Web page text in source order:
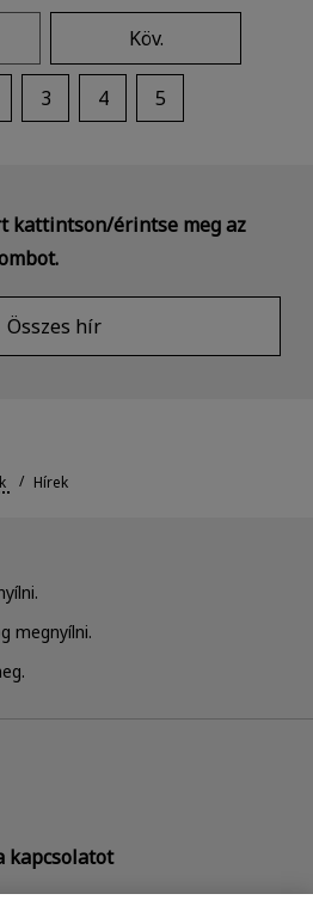
3 4 5
Köv.
kattintson/érintse meg az
Összes hír
Hírek
megnyílni.
kapcsolatot